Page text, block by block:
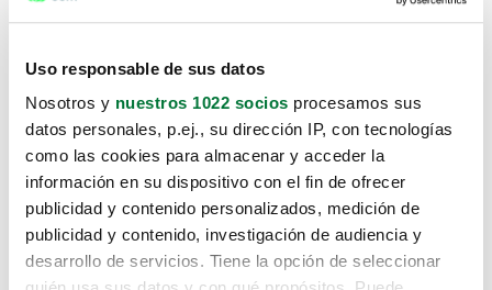
Uso responsable de sus datos
Nosotros y nuestros 1022 socios procesamos sus
datos personales, p.ej., su dirección IP, con tecnologías
como las cookies para almacenar y acceder la
información en su dispositivo con el fin de ofrecer
publicidad y contenido personalizados, medición de
publicidad y contenido, investigación de audiencia y
desarrollo de servicios. Tiene la opción de seleccionar
Lo sentimos, no sabemos como
te hemos traido hasta aquí.
Pero puedes encontrar el coche que estás